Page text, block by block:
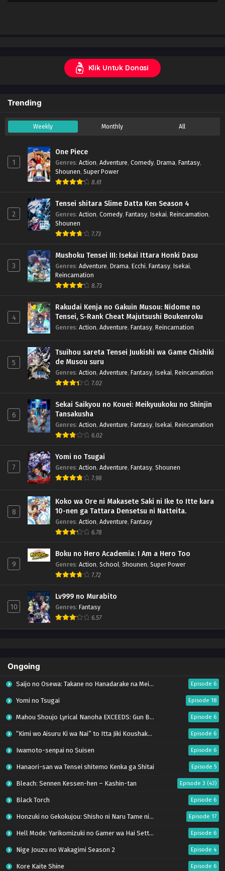
Klik Untuk Donasi
Trending
Weekly Monthly All
1
One Piece
Genres: Action, Adventure, Comedy, Drama, Fantasy,
Shounen, Super Power
8.61
2
Tensei shitara Slime Datta Ken Season 4
Genres: Action, Comedy, Fantasy, Isekai, Reincarnation,
Shounen
7.73
3
Mushoku Tensei III: Isekai Ittara Honki Dasu
Genres: Adventure, Drama, Ecchi, Fantasy, Isekai,
Reincarnation
8.73
4
Rakudai Kenja no Gakuin Musou: Nidome no
Tensei, S-Rank Cheat Majutsushi Boukenroku
Genres: Action, Adventure, Fantasy, Reincarnation
5
Tsuihou sareta Tensei Juukishi wa Game Chishiki
de Musou suru
Genres: Action, Adventure, Fantasy, Isekai, Reincarnation
7.02
6
Sekai Saikyou no Kouei: Meikyuukoku no Shinjin
Tansakusha
Genres: Action, Adventure, Fantasy, Isekai, Reincarnation
6.02
7
Yomi no Tsugai
Genres: Action, Adventure, Fantasy, Shounen
7.98
8
Koko wa Ore ni Makasete Saki ni Ike to Itte kara
10-nen ga Tattara Densetsu ni Natteita.
Genres: Action, Adventure, Fantasy
6.78
9
Boku no Hero Academia: I Am a Hero Too
Genres: Action, School, Shounen, Super Power
7.72
10
Lv999 no Murabito
Genres: Fantasy
6.57
Ongoing
Saijo no Osewa: Takane no Hanadarake na Meimonkou de, Gakuin Ichi no Ojousama Episode 6
Yomi no Tsugai Episode 18
Mahou Shoujo Lyrical Nanoha EXCEEDS: Gun Blaze Vengeance Episode 6
“Kimi wo Aisuru Ki wa Nai” to Itta Jiki Koushaku-sama ga Nazeka Dekiai shitekimasu Episode 6
Iwamoto-senpai no Suisen Episode 6
Hanaori-san wa Tensei shitemo Kenka ga Shitai Episode 5
Bleach: Sennen Kessen-hen – Kashin-tan Episode 3 (43)
Black Torch Episode 6
Honzuki no Gekokujou: Shisho ni Naru Tame ni wa Shudan wo Erandeiraremasen – Ryoushu no Youjo (Season 4) Episode 17
Hell Mode: Yarikomizuki no Gamer wa Hai Settei no Isekai de Musou suru Season 2 Episode 6
Nige Jouzu no Wakagimi Season 2 Episode 4
Kore Kaite Shine Episode 6